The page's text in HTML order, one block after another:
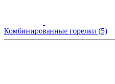
Комбинированные горелки (5)